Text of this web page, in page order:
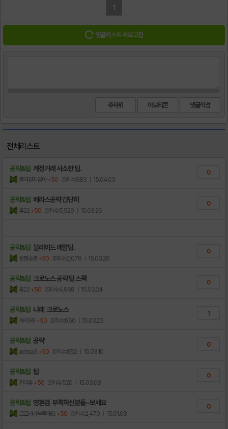
1
댓글리스트 새로고침
주사위 이모티콘
전체리스트
공략&팁 계정거래 사소한 팁.
혼자걷지않아+50 조회수:983 | 15.04.03
0
공략&팁 베라스공략 간단히
후22 +50 조회수:5,529 | 15.03.26
0
공략&팁 블레이드 깨알팁.
둔필승총+50 조회수:2,079 | 15.03.26
0
공략&팁 크로노스 공략 팁 스펙
후22 +50 조회수:4,968 | 15.03.24
0
공략&팁 나래 크로노스
까치99 +50 조회수:660 | 15.03.23
1
공략&팁 공략
adssa3 +50 조회수:852 | 15.03.10
0
공략&팁 팁
권미유 +50 조회수:520 | 15.03.08
0
공략&팁 영혼검 부족하신분들~보세요
크로바가부족해요 +50 조회수:2,479 | 15.01.08
0